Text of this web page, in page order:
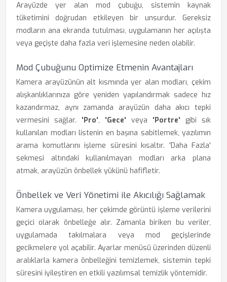
Arayüzde yer alan mod çubuğu, sistemin kaynak
tüketimini doğrudan etkileyen bir unsurdur. Gereksiz
modların ana ekranda tutulması, uygulamanın her açılışta
veya geçişte daha fazla veri işlemesine neden olabilir.
Mod Çubuğunu Optimize Etmenin Avantajları
Kamera arayüzünün alt kısmında yer alan modları, çekim
alışkanlıklarınıza göre yeniden yapılandırmak sadece hız
kazandırmaz, aynı zamanda arayüzün daha akıcı tepki
vermesini sağlar. 'Pro', 'Gece' veya 'Portre' gibi sık
kullanılan modları listenin en başına sabitlemek, yazılımın
arama komutlarını işleme süresini kısaltır. 'Daha Fazla'
sekmesi altındaki kullanılmayan modları arka plana
atmak, arayüzün önbellek yükünü hafifletir.
Önbellek ve Veri Yönetimi ile Akıcılığı Sağlamak
Kamera uygulaması, her çekimde görüntü işleme verilerini
geçici olarak önbelleğe alır. Zamanla biriken bu veriler,
uygulamada takılmalara veya mod geçişlerinde
gecikmelere yol açabilir. Ayarlar menüsü üzerinden düzenli
aralıklarla kamera önbelleğini temizlemek, sistemin tepki
süresini iyileştiren en etkili yazılımsal temizlik yöntemidir.